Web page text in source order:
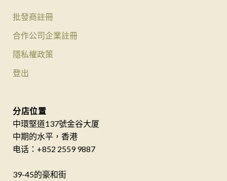
批發商註冊
合作公司企業註冊
隱私權政策
登出
分店位置
中環堅道137號金谷大厦
中期的水平，香港
电话：+852 2559 9887
39-45的豪和街